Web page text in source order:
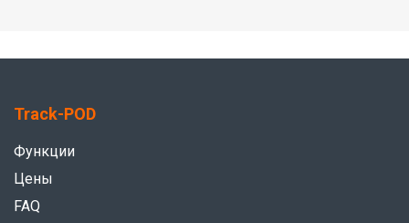
Track-POD
Функции
Цены
FAQ